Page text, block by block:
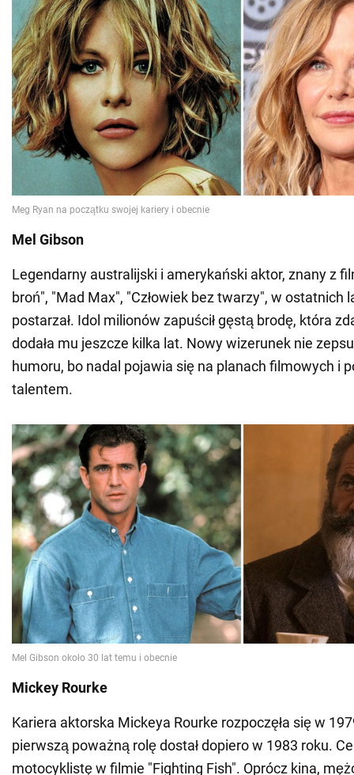
Mel Gibson
Legendarny australijski i amerykański aktor, znany z
broń", "Mad Max", "Człowiek bez twarzy", w ostatnich
postarzał. Idol milionów zapuścił gęstą brodę, która
dodała mu jeszcze kilka lat. Nowy wizerunek nie
humoru, bo nadal pojawia się na planach filmowych i
talentem.
Mickey Rourke
Kariera aktorska Mickeya Rourke rozpoczęła się w
pierwszą poważną rolę dostał dopiero w 1983 roku.
motocyklistę w filmie "Fighting Fish". Oprócz kina,